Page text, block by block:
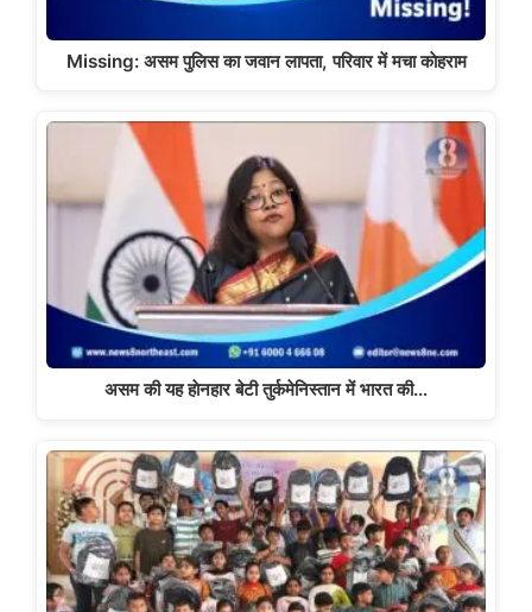
Missing: असम पुलिस का जवान लापता, परिवार में मचा काेहराम
असम की यह हाेनहार बेटी तुर्कमेनिस्तान में भारत की…